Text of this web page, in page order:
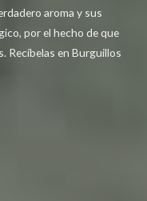
aroma y sus
por el hecho de que
Recíbelas en Burguillos